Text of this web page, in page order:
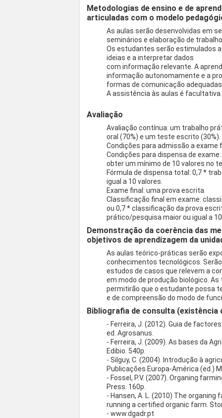
Metodologias de ensino e de
articuladas com o modelo
As aulas serão desenvolvidas em
seminários e elaboração de
Os estudantes serão estimulados
ideias e a interpretar dados
com informação relevante. A
informação autonomamente e a
formas de comunicação
A assistência às aulas é facultativa.
Avaliação
Avaliação contínua: um trabalho
oral (70%) e um teste escrito (30%).
Condições para admissão a
Condições para dispensa de
obter um mínimo de 10 valores no
Fórmula de dispensa total: 0,7 *
igual a 10 valores.
Exame final: uma prova escrita.
Classificação final em exame:
ou 0,7 * classificação da prova
prático/pesquisa maior ou igual a
Demonstração da coerência das
objetivos de aprendizagem da
As aulas teórico-práticas serão
conhecimentos tecnológicos.
estudos de casos que relevem a
em modo de produção biológico.
permitirão que o estudante possa
e de compreensão do modo de
Bibliografia de consulta
- Ferreira, J. (2012). Guia de
ed. Agrosanus.
- Ferreira, J. (2009). As bases da
Edibio. 540p.
- Silguy, C. (2004). Introdução à
Publicações Europa-América (ed.)
- Fossel, P.V. (2007). Organing
Press. 160p.
- Hansen, A. L. (2010) The
running a certified organic farm.
- www.dgadr.pt